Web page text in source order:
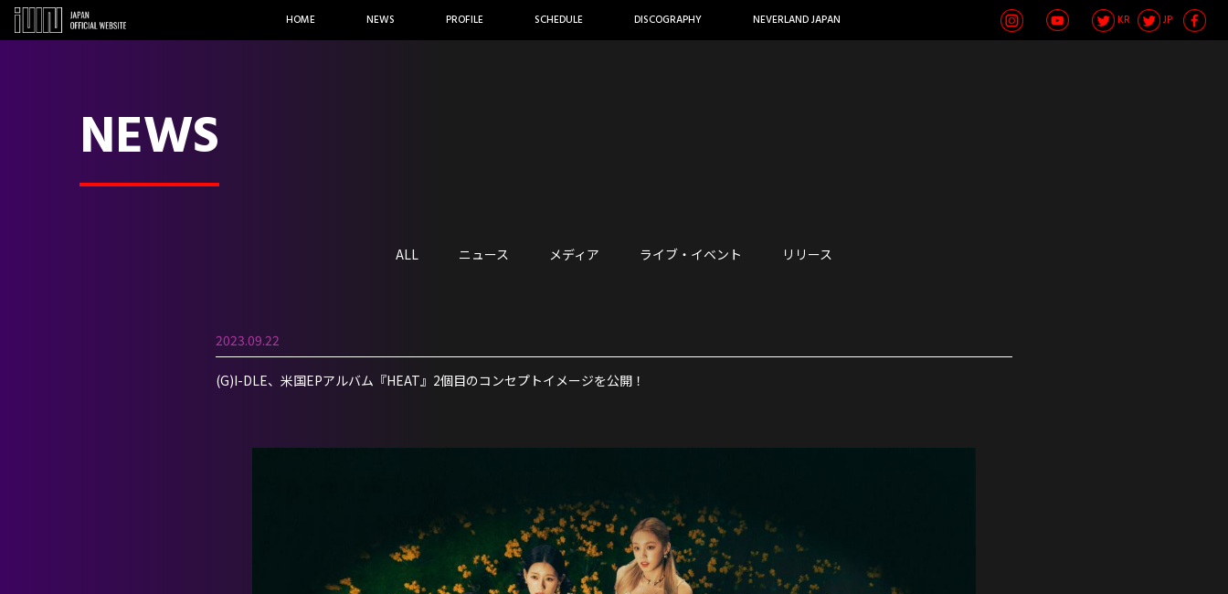
HOME NEWS PROFILE SCHEDULE DISCOGRAPHY NEVERLAND JAPAN KR JP
NEWS
ALL ニュース メディア ライブ・イベント リリース
2023.09.22
(G)I-DLE、米国EPアルバム『HEAT』2個目のコンセプトイメージを公開！